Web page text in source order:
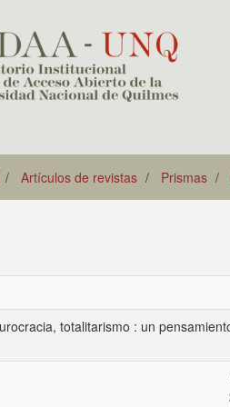
Artículos de revistas Prismas
totalitarismo : un